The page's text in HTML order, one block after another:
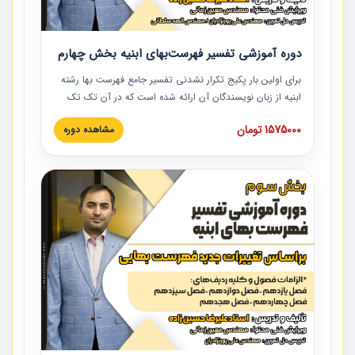
دوره آموزشی تفسیر فهرست‌بهای ابنیه بخش چهارم
برای اولین بار پکیج تکرار نشدنی تفسیر جامع فهرست بها رشته
ابنیه از زبان نویسندگان آن ارائه شده است که در آن تک تک
ردیف ها و مطالب فهرست بها تفسیر و ارائه شده است. این
دوره به صورت کامل تصویری بوده و به همراه تصاویر عملیات
دوره با کلام مهندس علیرضاحسین‌زاده مدیر پروژه مهندسی
مشاور در امر بازنگری فهرست بها رشته ابنیه ارائه شده و به تمام
همکارانی که در حوزه صنعت ساخت در حال فعالیت هستند حتما
توصیه می کنیم از مطالب این دوره استفاده نمایند.
1575000 تومان مشاهده دوره